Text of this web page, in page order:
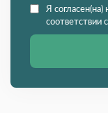
Я
соответствии с